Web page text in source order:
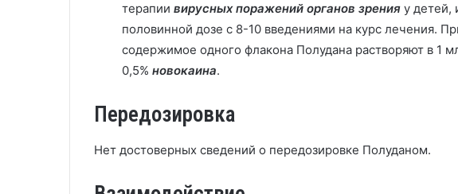
терапии вирусных поражений органов зрения у детей,
половинной дозе с 8-10 введениями на курс лечения.
содержимое одного флакона Полудана растворяют в 1
0,5% новокаина.
Передозировка
Нет достоверных сведений о передозировке Полуданом.